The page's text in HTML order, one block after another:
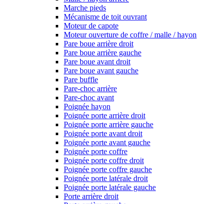
Marche pieds
Mécanisme de toit ouvrant
Moteur de capote
Moteur ouverture de coffre / malle / hayon
Pare boue arrière droit
Pare boue arrière gauche
Pare boue avant droit
Pare boue avant gauche
Pare buffle
Pare-choc arrière
Pare-choc avant
Poignée hayon
Poignée porte arrière droit
Poignée porte arrière gauche
Poignée porte avant droit
Poignée porte avant gauche
Poignée porte coffre
Poignée porte coffre droit
Poignée porte coffre gauche
Poignée porte latérale droit
Poignée porte latérale gauche
Porte arrière droit